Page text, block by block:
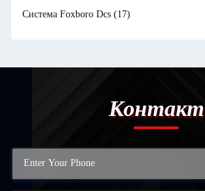
Система Foxboro Dcs (17)
Контакт